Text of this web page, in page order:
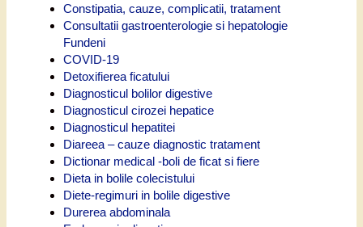
Constipatia, cauze, complicatii, tratament
Consultatii gastroenterologie si hepatologie
Fundeni
COVID-19
Detoxifierea ficatului
Diagnosticul bolilor digestive
Diagnosticul cirozei hepatice
Diagnosticul hepatitei
Diareea – cauze diagnostic tratament
Dictionar medical -boli de ficat si fiere
Dieta in bolile colecistului
Diete-regimuri in bolile digestive
Durerea abdominala